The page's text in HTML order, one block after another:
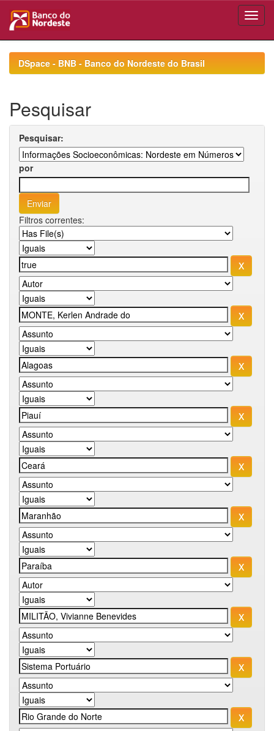
navigationDSpace - BNB - Banco do Nordeste do Brasil
Pesquisar
Pesquisar:
por
Filtros correntes: